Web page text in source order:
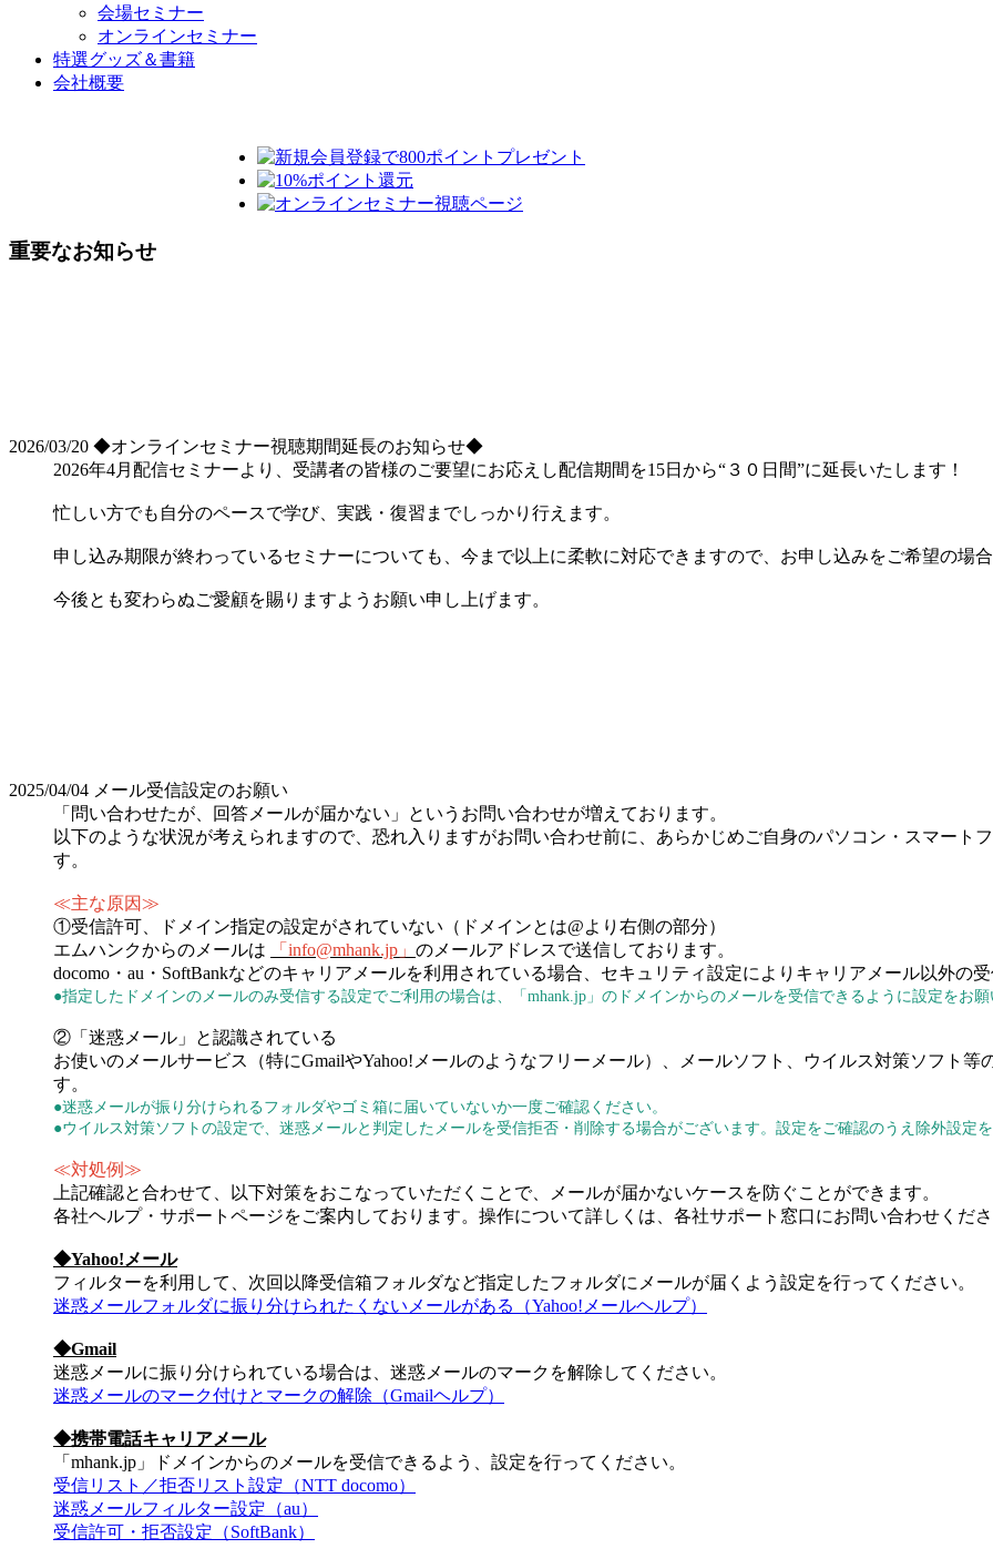
会場セミナー
オンラインセミナー
特選グッズ＆書籍
会社概要
重要なお知らせ
2026/03/20 ◆オンラインセミナー視聴期間延長のお知らせ◆
2026年4月配信セミナーより、受講者の皆様のご要望にお応えし配信期間を15日から“３０日間”に延長いたします！
忙しい方でも自分のペースで学び、実践・復習までしっかり行えます。
申し込み期限が終わっているセミナーについても、今まで以上に柔軟に対応できますので、お申し込みをご希望の場
今後とも変わらぬご愛顧を賜りますようお願い申し上げます。
2025/04/04 メール受信設定のお願い
「問い合わせたが、回答メールが届かない」というお問い合わせが増えております。
以下のような状況が考えられますので、恐れ入りますがお問い合わせ前に、あらかじめご自身のパソコン・スマート
す。
≪主な原因≫
①受信許可、ドメイン指定の設定がされていない（ドメインとは@より右側の部分）
エムハンクからのメールは
「info@mhank.jp」 のメールアドレスで送信しております。
docomo・au・SoftBankなどのキャリアメールを利用されている場合、セキュリティ設定によりキャリアメール以外の
●指定したドメインのメールのみ受信する設定でご利用の場合は、「mhank.jp」のドメインからのメールを受信できるように設定をお
②「迷惑メール」と認識されている
お使いのメールサービス（特にGmailやYahoo!メールのようなフリーメール）、メールソフト、ウイルス対策ソフト
す。
●迷惑メールが振り分けられるフォルダやゴミ箱に届いていないか一度ご確認ください。
●ウイルス対策ソフトの設定で、迷惑メールと判定したメールを受信拒否・削除する場合がございます。設定をご確認のうえ除外設定
≪対処例≫
上記確認と合わせて、以下対策をおこなっていただくことで、メールが届かないケースを防ぐことができます。
各社ヘルプ・サポートページをご案内しております。操作について詳しくは、各社サポート窓口にお問い合わせくだ
◆Yahoo!メール
フィルターを利用して、次回以降受信箱フォルダなど指定したフォルダにメールが届くよう設定を行ってください。
迷惑メールフォルダに振り分けられたくないメールがある（Yahoo!メールヘルプ）
◆Gmail
迷惑メールに振り分けられている場合は、迷惑メールのマークを解除してください。
迷惑メールのマーク付けとマークの解除（Gmailヘルプ）
◆携帯電話キャリアメール
「mhank.jp」ドメインからのメールを受信できるよう、設定を行ってください。
受信リスト／拒否リスト設定（NTT docomo）
迷惑メールフィルター設定（au）
受信許可・拒否設定（SoftBank）